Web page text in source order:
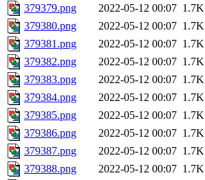
379379.png
2022-05-12 00:07 1.7K
379380.png
2022-05-12 00:07 1.7K
379381.png
2022-05-12 00:07 1.7K
379382.png
2022-05-12 00:07 1.7K
379383.png
2022-05-12 00:07 1.7K
379384.png
2022-05-12 00:07 1.7K
379385.png
2022-05-12 00:07 1.7K
379386.png
2022-05-12 00:07 1.7K
379387.png
2022-05-12 00:07 1.7K
379388.png
2022-05-12 00:07 1.7K